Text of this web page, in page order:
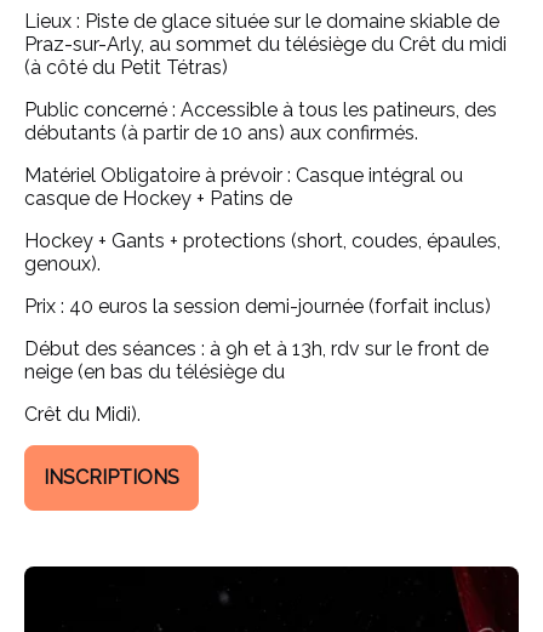
Lieux : Piste de glace située sur le domaine skiable de
Praz-sur-Arly, au sommet du télésiège du Crêt du midi
(à côté du Petit Tétras)
Public concerné : Accessible à tous les patineurs, des
débutants (à partir de 10 ans) aux confirmés.
Matériel Obligatoire à prévoir : Casque intégral ou
casque de Hockey + Patins de
Hockey + Gants + protections (short, coudes, épaules,
genoux).
Prix : 40 euros la session demi-journée (forfait inclus)
Début des séances : à 9h et à 13h, rdv sur le front de
neige (en bas du télésiège du
Crêt du Midi).
INSCRIPTIONS